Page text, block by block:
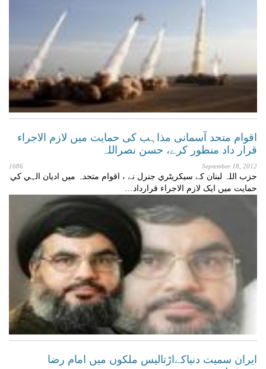
اقوام متحد آسمانی مذاہب کی حمایت میں لازم الاجراء
قرار داد منظور کرے، حسن نصراللہ
September 18, 2012
1686
حزب اللہ لبنان کے سيکريٹري جنرل نے ، اقوام متحدہ ميں اديان الہي کي
حمايت ميں ايک لازم الاجراء قرارداد…
ایران سمیت دنیاکےاڑتالیس ملکوں میں امام رضا